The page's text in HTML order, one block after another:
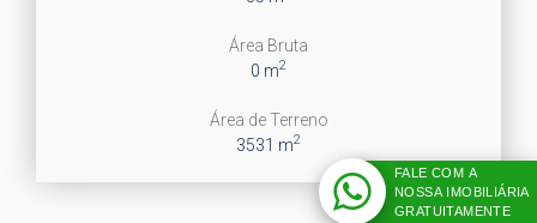
Área Bruta
0 m2
Área de Terreno
3531 m2
FALE COM A
NOSSA IMOBILIÁRIA
GRATUITAMENTE